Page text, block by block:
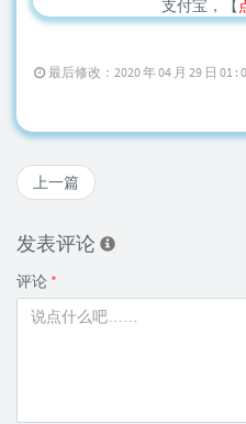
支付宝，【
最后修改：2020 年 04 月 29 日 01 :
上一篇
发表评论
评论 *